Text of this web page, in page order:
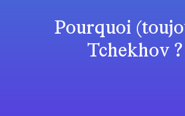
Pourquoi
Tchekhov ?